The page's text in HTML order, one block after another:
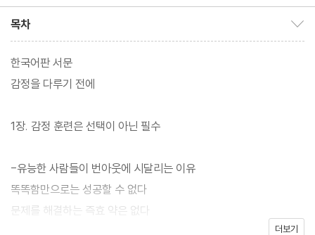
이나 의지 부족이 아닌 ‘훈련되지 않은 감정의 문제’로 바라본다. 몸
의 근육이 부족하면 쉽게 지치고 다치듯, 감정 근육이 약하면 작은
자극에도 쉽게 흔들리며 인간관계와 커리어에서도 같은 문제가 반
사소통, 장난기라는 7가지 핵심 역량을 바탕으로 한 ‘감정 훈련 프로
단단해지는 능력이다. 번아웃 시대를 버티고 더 단단한 삶으로 나아
가기 위해 필요한 것은 결국 ‘감정 근육’이다.
『감정 훈련』의 저자 에밀리 안할트 박사는 임상심리학자이자 조직
목차
한국어판 서문
감정을 다루기 전에
1장. 감정 훈련은 선택이 아닌 필수
-유능한 사람들이 번아웃에 시달리는 이유
똑똑함만으로는 성공할 수 없다
문제를 해결하는 즉효 약은 없다
더보기